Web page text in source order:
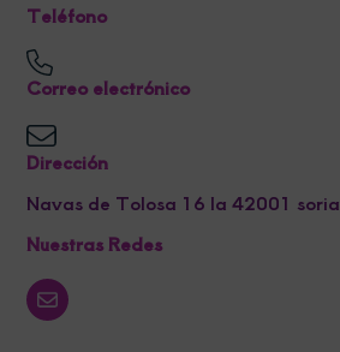
Teléfono
Correo electrónico
Dirección
Navas de Tolosa 16 la 42001 soria
Nuestras Redes